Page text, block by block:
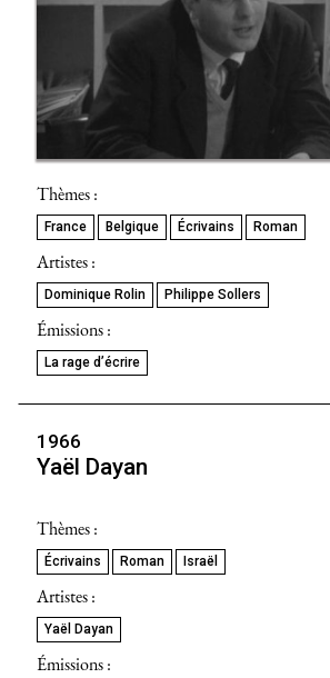
Thèmes :
France Belgique Écrivains Roman
Artistes :
Dominique Rolin Philippe Sollers
Émissions :
La rage d’écrire
1966
Yaël Dayan
Thèmes :
Écrivains Roman Israël
Artistes :
Yaël Dayan
Émissions :